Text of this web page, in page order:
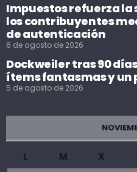
Impuestos refuerza
los contribuyentes
de autenticación
6 de agosto de 2026
Dockweiler tras 90
ítems fantasmas y un
5 de agosto de 2026
L M X